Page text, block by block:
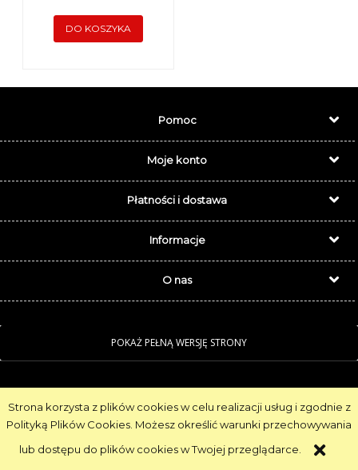
Strona korzysta z plików cookies w celu realizacji usług i zgodnie z
Polityką Plików Cookies. Możesz określić warunki przechowywania
lub dostępu do plików cookies w Twojej przeglądarce.
DO KOSZYKA
Pomoc
Moje konto
Płatności i dostawa
Informacje
O nas
POKAŻ PEŁNĄ WERSJĘ STRONY